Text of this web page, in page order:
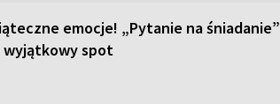
emocje! „Pytanie na śniadanie”
spot